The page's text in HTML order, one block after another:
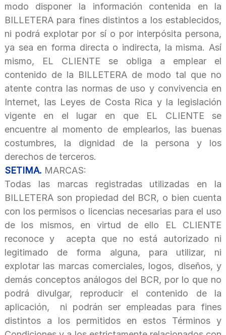
modo disponer la información contenida en la
BILLETERA para fines distintos a los establecidos,
ni podrá explotar por sí o por interpósita persona,
ya sea en forma directa o indirecta, la misma. Así
mismo, EL CLIENTE se obliga a emplear el
contenido de la BILLETERA de modo tal que no
atente contra las normas de uso y convivencia en
Internet, las Leyes de Costa Rica y la legislación
vigente en el lugar en que EL CLIENTE se
encuentre al momento de emplearlos, las buenas
costumbres, la dignidad de la persona y los
derechos de terceros.
SETIMA. MARCAS:
Todas las marcas registradas utilizadas en la
BILLETERA son propiedad del BCR, o bien cuenta
con los permisos o licencias necesarias para el uso
de los mismos, en virtud de ello EL CLIENTE
reconoce y acepta que no está autorizado ni
legitimado de forma alguna, para utilizar, ni
explotar las marcas comerciales, logos, diseños, y
demás conceptos análogos del BCR, por lo que no
podrá divulgar, reproducir el contenido de la
aplicación, ni podrán ser empleadas para fines
distintos a los permitidos en estos Términos y